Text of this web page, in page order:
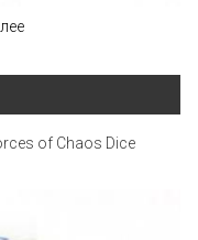
of Chaos Dice